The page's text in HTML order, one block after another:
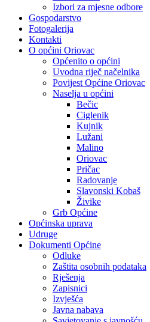
Izbori za mjesne odbore
Gospodarstvo
Fotogalerija
Kontakti
O općini Oriovac
Općenito o općini
Uvodna riječ načelnika
Povijest Općine Oriovac
Naselja u općini
Bečic
Ciglenik
Kujnik
Lužani
Malino
Oriovac
Pričac
Radovanje
Slavonski Kobaš
Živike
Grb Općine
Općinska uprava
Udruge
Dokumenti Općine
Odluke
Zaštita osobnih podataka
Rješenja
Zapisnici
Izvješća
Javna nabava